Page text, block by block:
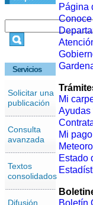
Servicios
Solicitar una
publicación
Consulta
avanzada
Textos
consolidados
Difusión
Página
Mi
Ayudas
Mi pago
Estado
Boletín